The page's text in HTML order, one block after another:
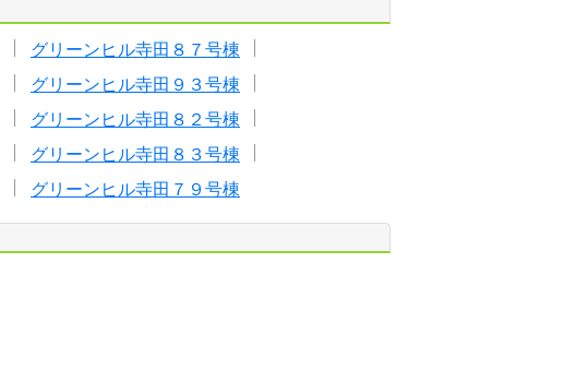
グリーンヒル寺田８７号棟
グリーンヒル寺田９３号棟
グリーンヒル寺田８２号棟
グリーンヒル寺田８３号棟
グリーンヒル寺田７９号棟